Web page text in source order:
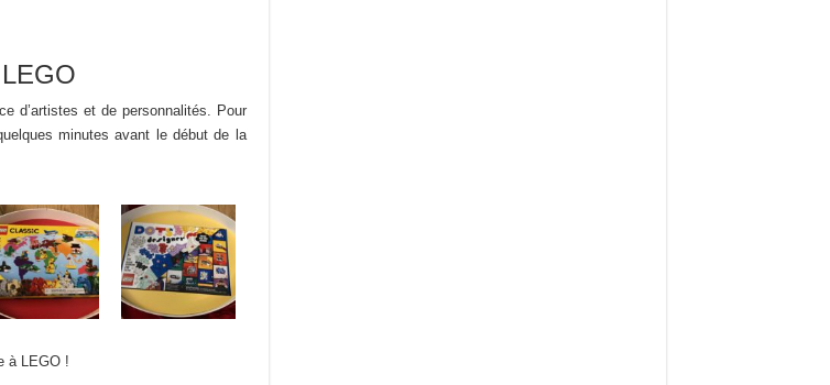
d’artistes et de personnalités. Pour
minutes avant le début de la
à LEGO !